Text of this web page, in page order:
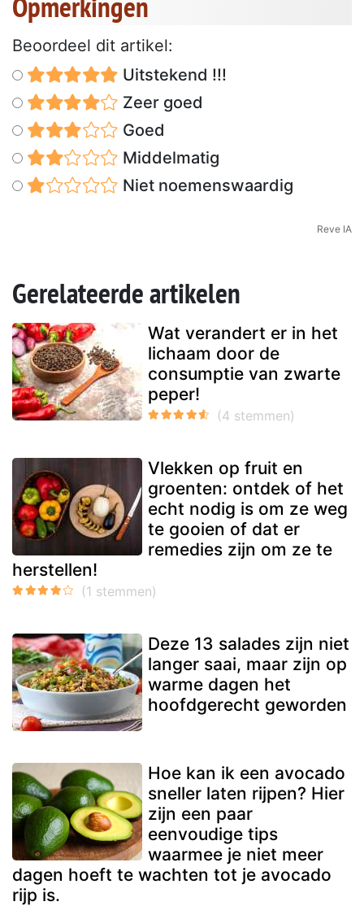
Beoordeel dit artikel:
Uitstekend !!!
Zeer goed
Goed
Middelmatig
Niet noemenswaardig
Reve IA
Gerelateerde artikelen
Wat verandert er in het
lichaam door de
consumptie van zwarte
peper!
Vlekken op fruit en
groenten: ontdek of het
echt nodig is om ze weg
te gooien of dat er
remedies zijn om ze te
herstellen!
Deze 13 salades zijn niet
langer saai, maar zijn op
warme dagen het
hoofdgerecht geworden
Hoe kan ik een avocado
sneller laten rijpen? Hier
zijn een paar
eenvoudige tips
waarmee je niet meer
dagen hoeft te wachten tot je avocado
rijp is.